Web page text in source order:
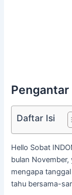
Pengantar
Daftar Isi
Hello Sobat
bulan
mengapa
tahu bersama-